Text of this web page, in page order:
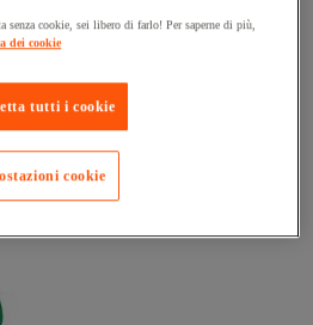
+
disponibile, tornerà presto.
senza cookie, sei libero di farlo! Per saperne di più,
dei cookie
tutti i cookie
cookie